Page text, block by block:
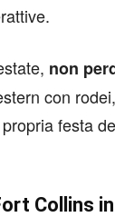
non
con
festa
Collins